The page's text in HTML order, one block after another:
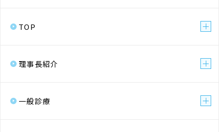
TOP
理事長紹介
一般診療